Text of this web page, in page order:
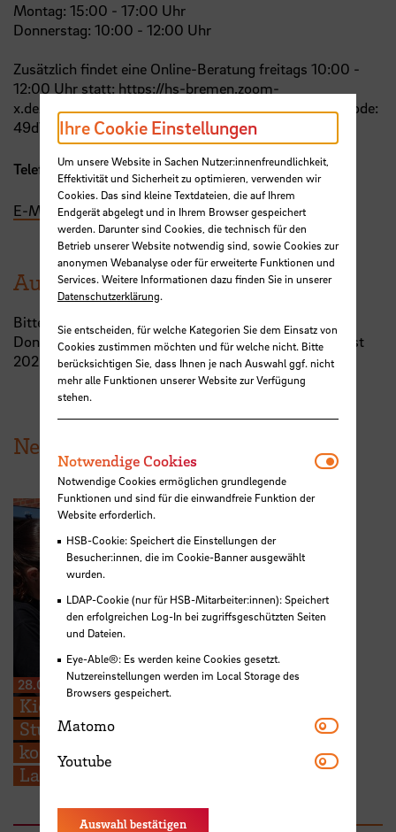
Montag: 15:00 - 17:00 Uhr
Donnerstag: 10:00 - 12:00 Uhr
Zusätzlich findet eine Online-Beratung freitags 10:00 -
12:00 Uhr statt: https://hs-bremen.zoom-
x.de/j/6898521717, Meeting-ID: 689 852 1717, Kenncode:
49dVtj
Telefon: +49 421 5905-2361
E-Mail
Ausfall der Sprechstunden
Bitte beachten Sie, dass die Sprechstunden zwischen
Donnerstag, den 30. Juli und Mittwoch, den 12. August
2026 ausfallen.
News aus der HSB
28.07.2026
Kieserling Stiftung ermöglicht 48
Studierenden der Hochschule Bremen
kostenlose Zertifikatskurse zur
Ladungssicherung
Ihre Cookie Einstellungen
Um unsere Website in Sachen Nutzer:innenfreundlichkeit,
Effektivität und Sicherheit zu optimieren, verwenden wir
Cookies. Das sind kleine Textdateien, die auf Ihrem
Endgerät abgelegt und in Ihrem Browser gespeichert
werden. Darunter sind Cookies, die technisch für den
Betrieb unserer Website notwendig sind, sowie Cookies zur
anonymen Webanalyse oder für erweiterte Funktionen und
Services. Weitere Informationen dazu finden Sie in unserer
Datenschutzerklärung.
Sie entscheiden, für welche Kategorien Sie dem Einsatz von
Cookies zustimmen möchten und für welche nicht. Bitte
berücksichtigen Sie, dass Ihnen je nach Auswahl ggf. nicht
mehr alle Funktionen unserer Website zur Verfügung
stehen.
Notwendige Cookies
Notwendige Cookies ermöglichen grundlegende
Funktionen und sind für die einwandfreie Funktion der
Website erforderlich.
HSB-Cookie: Speichert die Einstellungen der
Besucher:innen, die im Cookie-Banner ausgewählt
wurden.
LDAP-Cookie (nur für HSB-Mitarbeiter:innen): Speichert
den erfolgreichen Log-In bei zugriffsgeschützten Seiten
und Dateien.
Eye-Able®: Es werden keine Cookies gesetzt.
Nutzereinstellungen werden im Local Storage des
Browsers gespeichert.
Matomo Matomo
Youtube Youtube
Auswahl bestätigen